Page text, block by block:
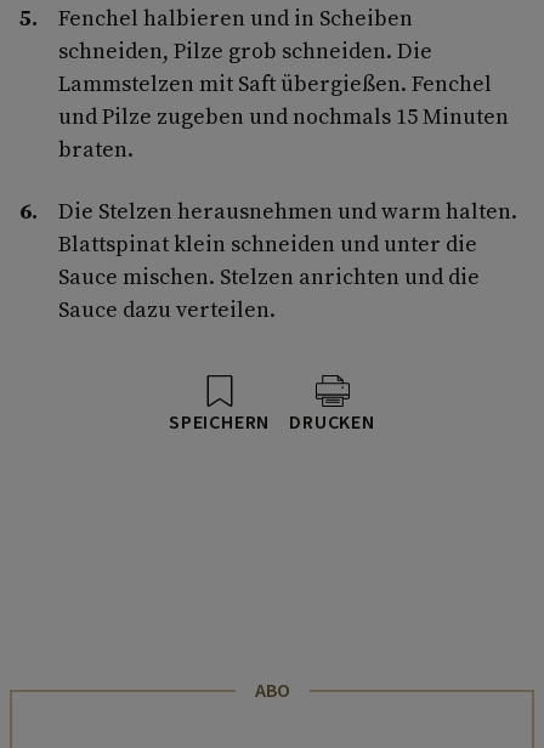
Fenchel halbieren und in Scheiben
schneiden, Pilze grob schneiden. Die
Lammstelzen mit Saft übergießen. Fenchel
und Pilze zugeben und nochmals 15 Minuten
braten.
Die Stelzen herausnehmen und warm halten.
Blattspinat klein schneiden und unter die
Sauce mischen. Stelzen anrichten und die
Sauce dazu verteilen.
SPEICHERN DRUCKEN
ABO